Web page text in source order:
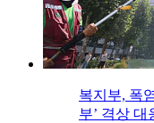
복지부, 폭
부’ 격상 대